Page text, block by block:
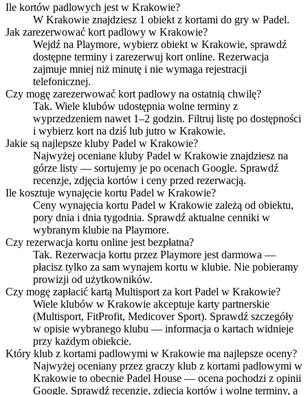
Ile kortów padlowych jest w Krakowie?
W Krakowie znajdziesz 1 obiekt z kortami do gry w Padel.
Jak zarezerwować kort padlowy w Krakowie?
Wejdź na Playmore, wybierz obiekt w Krakowie, sprawdź
dostępne terminy i zarezerwuj kort online. Rezerwacja
zajmuje mniej niż minutę i nie wymaga rejestracji
telefonicznej.
Czy mogę zarezerwować kort padlowy na ostatnią chwilę?
Tak. Wiele klubów udostępnia wolne terminy z
wyprzedzeniem nawet 1–2 godzin. Filtruj listę po dostępności
i wybierz kort na dziś lub jutro w Krakowie.
Jakie są najlepsze kluby Padel w Krakowie?
Najwyżej oceniane kluby Padel w Krakowie znajdziesz na
górze listy — sortujemy je po ocenach Google. Sprawdź
recenzje, zdjęcia kortów i ceny przed rezerwacją.
Ile kosztuje wynajęcie kortu Padel w Krakowie?
Ceny wynajęcia kortu Padel w Krakowie zależą od obiektu,
pory dnia i dnia tygodnia. Sprawdź aktualne cenniki w
wybranym klubie na Playmore.
Czy rezerwacja kortu online jest bezpłatna?
Tak. Rezerwacja kortu przez Playmore jest darmowa —
płacisz tylko za sam wynajem kortu w klubie. Nie pobieramy
prowizji od użytkowników.
Czy mogę zapłacić kartą Multisport za kort Padel w Krakowie?
Wiele klubów w Krakowie akceptuje karty partnerskie
(Multisport, FitProfit, Medicover Sport). Sprawdź szczegóły
w opisie wybranego klubu — informacja o kartach widnieje
przy każdym obiekcie.
Który klub z kortami padlowymi w Krakowie ma najlepsze oceny?
Najwyżej oceniany przez graczy klub z kortami padlowymi w
Krakowie to obecnie Padel House — ocena pochodzi z opinii
Google. Sprawdź recenzje, zdjęcia kortów i wolne terminy, a